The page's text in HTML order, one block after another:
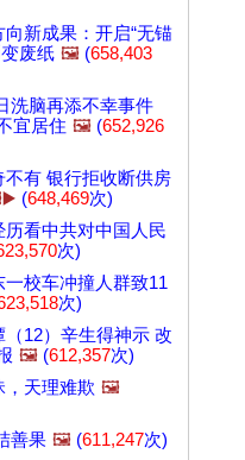
向新成果：开启“无锚
废纸 🖼️ (658,403
洗脑再添不幸事件
宜居住 🖼️ (652,926
不有 银行拒收断供房
(648,469次)
历看中共对中国人民
次)
一校车冲撞人群致11
次)
（12）辛生得神示 改
🖼️ (612,357次)
，天理难欺 🖼️
善果 🖼️ (611,247次)